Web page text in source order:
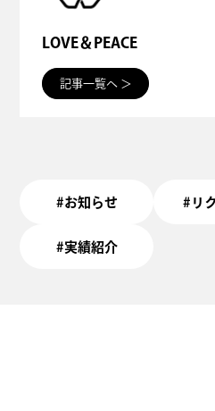
た面白記事をお届けします！
LOVE＆PEACE
戦争や争いごとが絶えない
へ、そして日常から、ゆっ
記事一覧へ ＞
#お知らせ #リ
#実績紹介